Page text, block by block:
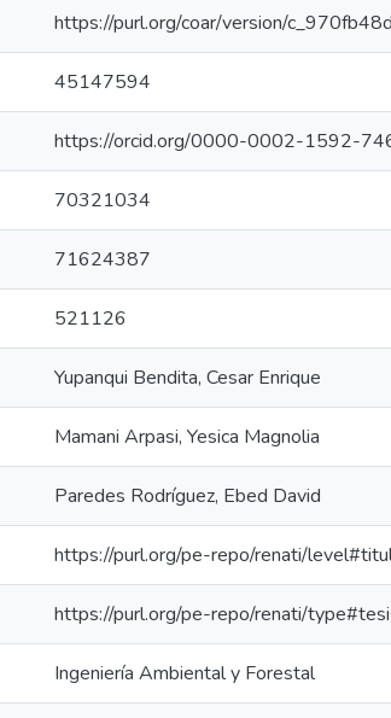
https://purl.org/coar/version/
45147594
https://orcid.org/0000-0002-1592-
70321034
71624387
521126
Yupanqui Bendita, Cesar Enrique
Mamani Arpasi, Yesica Magnolia
Paredes Rodríguez, Ebed David
https://purl.org/pe-repo/renati/
https://purl.org/pe-repo/renati/
Ingeniería Ambiental y Forestal